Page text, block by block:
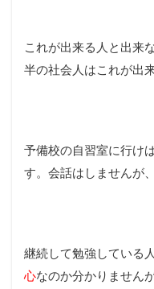
これが出来る人と出来
半の社会人はこれが出
予備校の自習室に行け
す。会話はしませんが
継続して勉強している
心なのか分かりませんが